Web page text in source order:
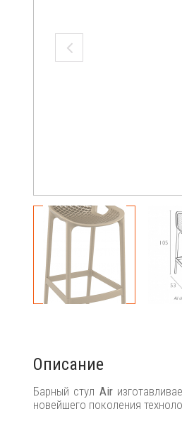
Описание
Барный стул Air
новейшего поколения